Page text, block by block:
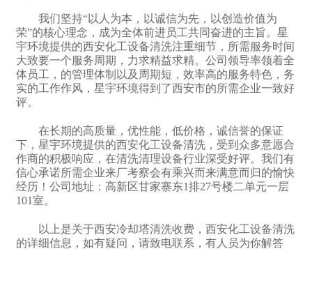
我们坚持“以人为本，以诚信为先，以创造价值为
荣”的核心理念，成为全体前进员工共同奋进的主旨。星
宇环境提供的西安化工设备清洗注重细节，所需服务时间
大致要一个服务周期，力求精益求精。公司领导率领着全
体员工，的管理体制以及周期短，效率高的服务特色，务
实的工作作风，星宇环境得到了西安市的所需企业一致好
评。
在长期的高质量，优性能，低价格，诚信誉的保证
下，星宇环境提供的西安化工设备清洗，受到众多意愿合
作商的积极响应，在清洗清理设备行业深受好评。我们有
信心承诺所需企业来厂考察会有乘兴而来满意而归的愉快
经历！公司地址：高新区甘家寨东1排27号楼二单元一层
101室。
以上是关于西安冷却塔清洗收费，西安化工设备清洗
的详细信息，如有疑问，请致电联系，有人员为你解答